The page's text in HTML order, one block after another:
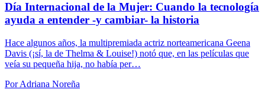
Día Internacional de la Mujer: Cuando la tecnología
ayuda a entender -y cambiar- la historia
Hace algunos años, la multipremiada actriz norteamericana Geena
Davis (¡sí, la de Thelma & Louise!) notó que, en las películas que
veía su pequeña hija, no había per…
Por Adriana Noreña